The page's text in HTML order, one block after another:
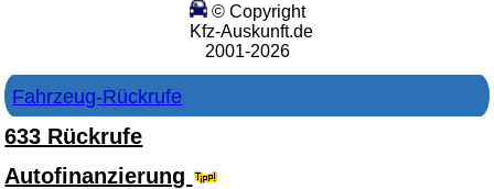
© Copyright
Kfz-Auskunft.de
2001-2026
Fahrzeug-Rückrufe
633 Rückrufe
Autofinanzierung